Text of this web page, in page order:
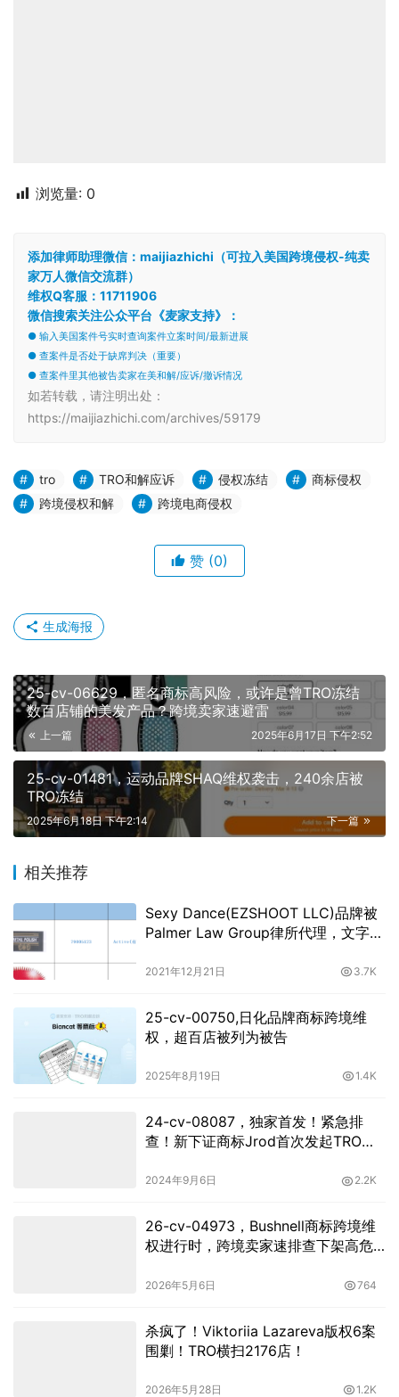
浏览量: 0
添加律师助理微信：maijiazhichi（可拉入美国跨境侵权-纯卖
家万人微信交流群）
维权Q客服：11711906
微信搜索关注公众平台《麦家支持》：
● 输入美国案件号实时查询案件立案时间/最新进展
● 查案件是否处于缺席判决（重要）
● 查案件里其他被告卖家在美和解/应诉/撤诉情况
如若转载，请注明出处：
https://maijiazhichi.com/archives/59179
tro TRO和解应诉 侵权冻结
商标侵权
跨境侵权和解
跨境电商侵权
赞 (0)
生成海报
25-cv-06629，匿名商标高风险，或许是曾TRO冻结
数百店铺的美发产品？跨境卖家速避雷
上一篇 2025年6月17日 下午2:52
25-cv-01481，运动品牌SHAQ维权袭击，240余店被
TRO冻结
下一篇
2025年6月18日 下午2:14
相关推荐
Sexy Dance(EZSHOOT LLC)品牌被
Palmer Law Group律所代理，文字商
2021年12月21日 3.7K
25-cv-00750,日化品牌商标跨境维
权，超百店被列为被告
2025年8月19日 1.4K
24-cv-08087，独家首发！紧急排
查！新下证商标Jrod首次发起TRO维
2024年9月6日 2.2K
26-cv-04973，Bushnell商标跨境维
权进行时，跨境卖家速排查下架高危
2026年5月6日 764
杀疯了！Viktoriia Lazareva版权6案
围剿！TRO横扫2176店！
2026年5月28日 1.2K